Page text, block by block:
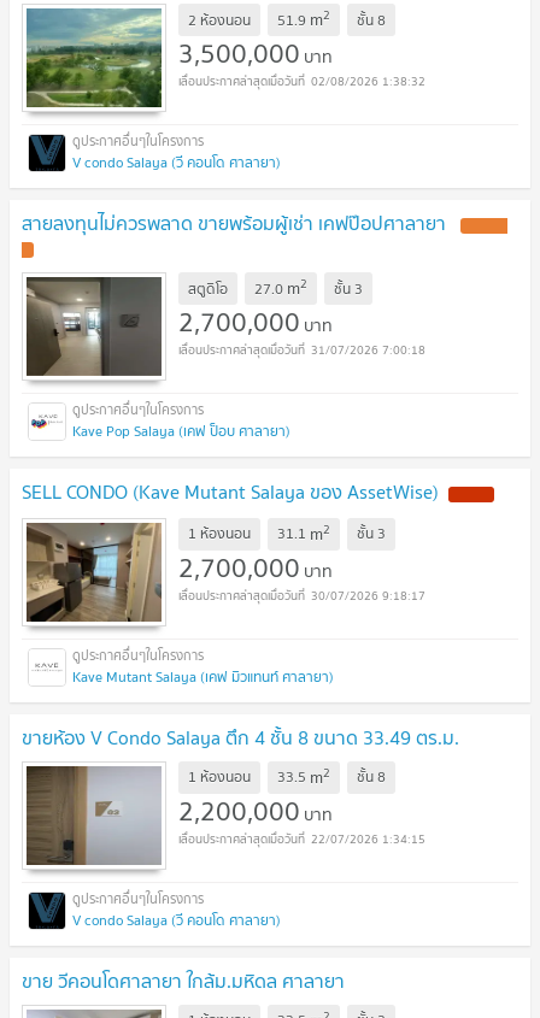
2 ห้องนอน 51.9 m2 ชั้น8
3,500,000 บาท
02/08/2026 1:38:32
V condo Salaya (วี คอนโด ศาลายา)
สายลงทุนไม่ควรพลาด ขายพร้อมผู้เช่า เคฟป๊อปศาลายา
สตูดิโอ 27.0 m2 ชั้น 3
2,700,000 บาท
31/07/2026 7:00:18
Kave Pop Salaya (เคฟ ป็อบ ศาลายา)
SELL CONDO (Kave Mutant Salaya ของ AssetWise)
1 ห้องนอน 31.1 m2 ชั้น 3
2,700,000 บาท
30/07/2026 9:18:17
Kave Mutant Salaya (เคฟ มิวแทนท์ ศาลายา)
ขายห้อง V Condo Salaya ตึก 4 ชั้น 8 ขนาด 33.49 ตร.ม.
1 ห้องนอน 33.5 m2 ชั้น8
2,200,000 บาท
22/07/2026 1:34:15
V condo Salaya (วี คอนโด ศาลายา)
ขาย วีคอนโดศาลายา ใกล้ม.มหิดล ศาลายา